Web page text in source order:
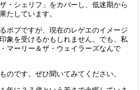
・シェリフ」をカバーし、低迷期から
たしています。
ボブですが、現在のレゲエのイメージ
象を受けるかもしれません。でも、私
マーリー＆ザ・ウェイラーズなんで
のです。ぜひ聞いてみてください。